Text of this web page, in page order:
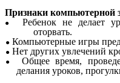
Признаки компьютерной
●
Ребенок не делает
оторвать.
● Компьютерные игры
● Нет других увлечений
●
Общее время,
делания уроков,